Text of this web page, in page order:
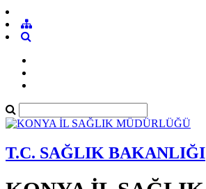
T.C. SAĞLIK BAKANLIĞI